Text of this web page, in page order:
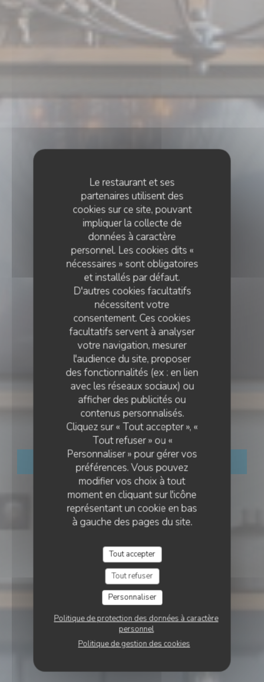
Le restaurant et ses
partenaires utilisent des
cookies sur ce site, pouvant
impliquer la collecte de
données à caractère
personnel. Les cookies dits «
nécessaires » sont obligatoires
et installés par défaut.
D'autres cookies facultatifs
nécessitent votre
consentement. Ces cookies
facultatifs servent à analyser
votre navigation, mesurer
l'audience du site, proposer
des fonctionnalités (ex : en lien
avec les réseaux sociaux) ou
afficher des publicités ou
contenus personnalisés.
Cliquez sur « Tout accepter », «
Tout refuser » ou «
Personnaliser » pour gérer vos
préférences. Vous pouvez
modifier vos choix à tout
moment en cliquant sur l'icône
représentant un cookie en bas
à gauche des pages du site.
Tout accepter
Tout refuser
Personnaliser
Politique de protection des données à caractère
personnel
Politique de gestion des cookies
• CERGY
L'Agora
RÉSERVER